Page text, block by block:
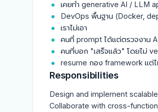
เคยทำ generative AI / LLM
DevOps พื้นฐาน (Docker,
เราไม่เอา
คนที่ prompt ได้แต่ตรวจงาน
คนที่บอก "เสร็จแล้ว" โดยไม่
resume กอง framework แ
Responsibilities
Design and implement
Collaborate with cross-